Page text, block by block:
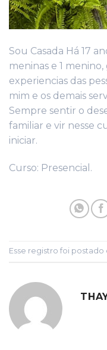
Sou Casada Há 17
meninas e 1
experiencias das
mim e os demais
Sempre sentir o
familiar e vir nesse
iniciar.
Curso: Presencial.
Esse registro foi postado